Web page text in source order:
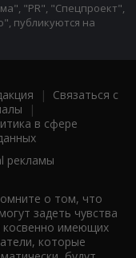
"PR", "Спецпроект",
публикуются на
| Связаться с
|
в сфере
рекламы
о том, что
задеть чувства
косвенно имеющих
которые